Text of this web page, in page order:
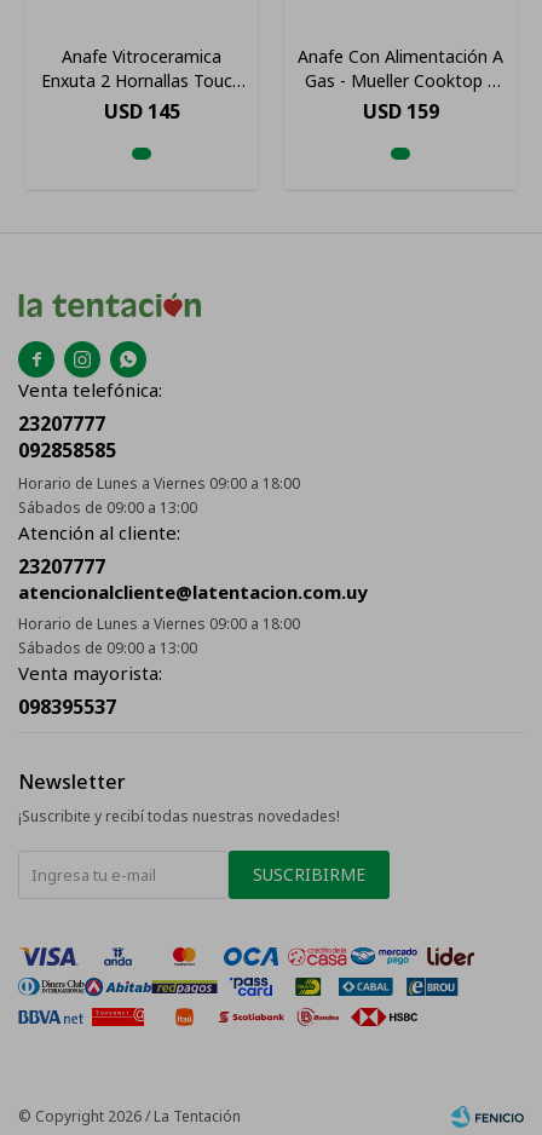
Anafe Vitroceramica
Enxuta 2 Hornallas Touch
Control Js Ltda Color
USD 145
Anafe Con Alimentación A
Gas - Mueller Cooktop 5
Hornallas
USD 159
  
Venta telefónica:
23207777
092858585
Horario de Lunes a Viernes 09:00 a 18:00
Sábados de 09:00 a 13:00
Atención al cliente:
23207777
atencionalcliente@latentacion.com.uy
Horario de Lunes a Viernes 09:00 a 18:00
Sábados de 09:00 a 13:00
Venta mayorista:
098395537
Newsletter
¡Suscribite y recibí todas nuestras novedades!
SUSCRIBIRME
© Copyright 2026 / La Tentación